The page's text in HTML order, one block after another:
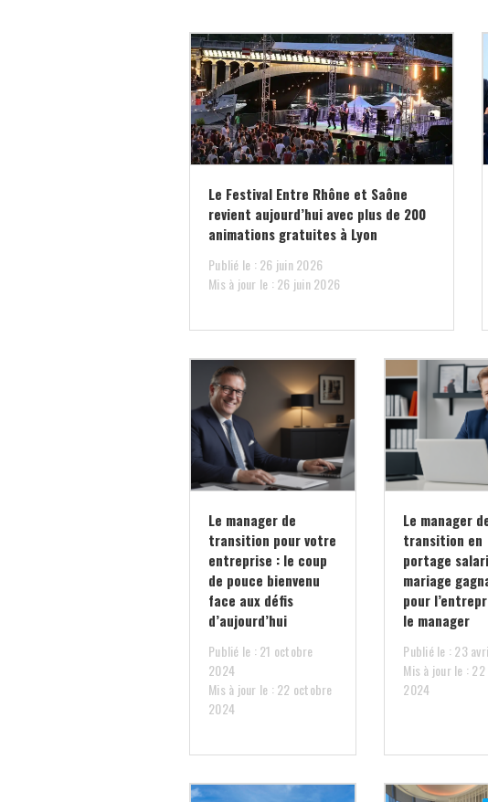
Le Festival Entre Rhône et Saône
revient aujourd’hui avec plus de 200
animations gratuites à Lyon
Publié le : 26 juin 2026
Mis à jour le : 26 juin 2026
Le manager de
transition pour votre
entreprise : le coup
de pouce bienvenu
face aux défis
d’aujourd’hui
Publié le : 21 octobre
2024
Mis à jour le : 22 octobre
2024
Le manager
transition en
portage
mariage
pour
le manager
Publié le : 23
Mis à jour le :
2024